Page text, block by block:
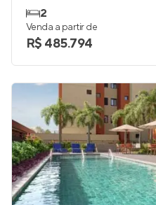
2
Venda a partir de
R$ 485.794